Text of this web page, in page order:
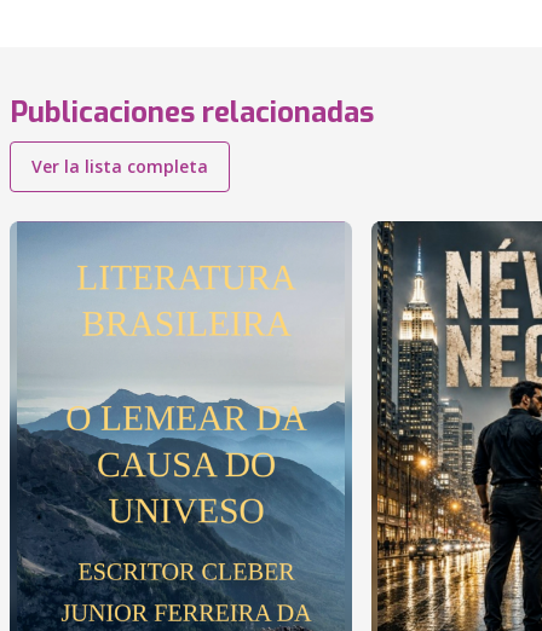
Publicaciones relacionadas
Ver la lista completa